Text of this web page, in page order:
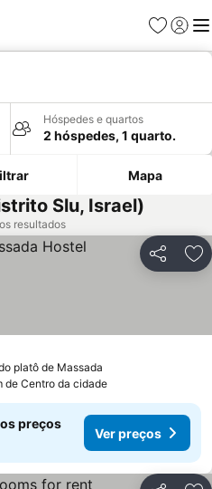
Favoritos
Iniciar
Hóspedes e quartos
2 hóspedes, 1 quarto.
Mapa
Slu, Israel)
resultados
Partilhar
platô de Massada
preços
de Centro da cidade
preços
Ver preços